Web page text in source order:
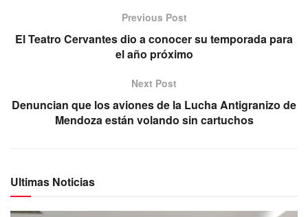
Previous Post
El Teatro Cervantes dio a conocer su temporada para
el año próximo
Next Post
Denuncian que los aviones de la Lucha Antigranizo de
Mendoza están volando sin cartuchos
Ultimas Noticias